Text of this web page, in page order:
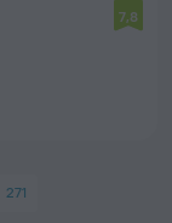
7,8
271